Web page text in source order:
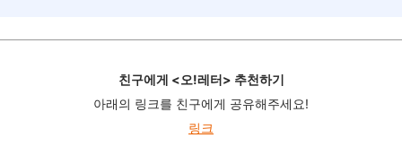
친구에게 <오!레터> 추천하기
아래의 링크를 친구에게 공유해주세요!
링크